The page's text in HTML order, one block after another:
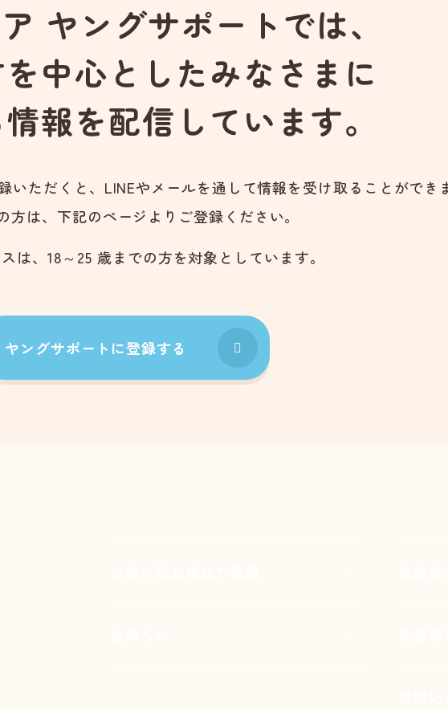
ヤングサポートでは、
中心としたみなさまに
報を配信しています。
いただくと、LINEやメールを通して情報を受け取ることができ
方は、下記のページよりご登録ください。
は、18～25 歳までの方を対象としています。
ヤングサポートに登録する